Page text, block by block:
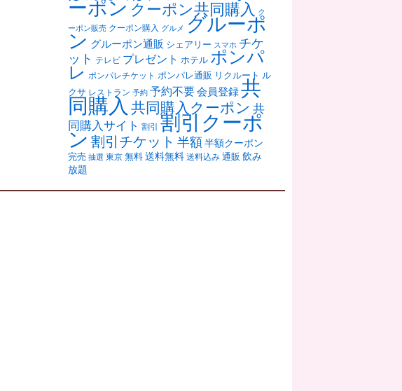
ーポン クーポン共同購入 ク
ーポン販売 クーポン購入 グルメ グルーポ
ン グルーポン通販 シェアリー スマホ チケ
ット テレビ プレゼント ホテル ポンパ
レ ポンパレチケット ポンパレ通販 リクルート ル
クサ レストラン 予約 予約不要会員登録共
同購入 共同購入クーポン 共
同購入サイト 割引 割引クーポ
ン 割引チケット 半額 半額クーポン
完売 抽選 東京 無料 送料無料 送料込み 通販 飲み
放題